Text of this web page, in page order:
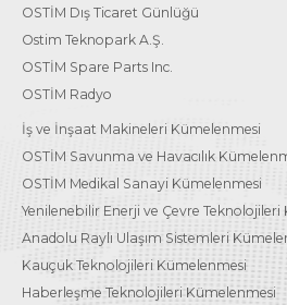
OSTİM Dış Ticaret Günlüğü
Ostim Teknopark A.Ş.
OSTİM Spare Parts Inc.
OSTİM Radyo
İş ve İnşaat Makineleri Kümelenmesi
OSTİM Savunma ve Havacılık
OSTİM Medikal Sanayi Kümelenmesi
Yenilenebilir Enerji ve Çevre Teknolojileri
Anadolu Raylı Ulaşım Sistemleri
Kauçuk Teknolojileri Kümelenmesi
Haberleşme Teknolojileri Kümelenmesi